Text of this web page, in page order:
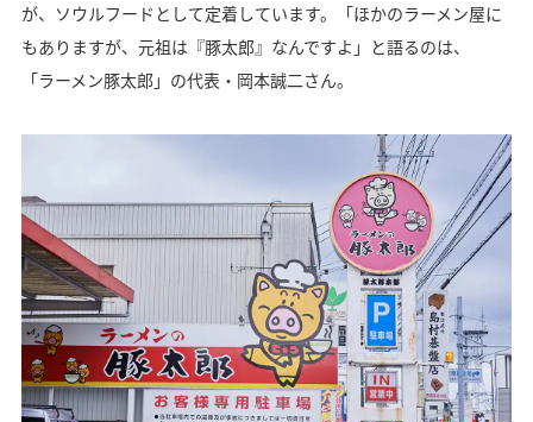
が、ソウルフードとして定着しています。「ほかのラーメン屋に
もありますが、元祖は『豚太郎』なんですよ」と語るのは、
「ラーメン豚太郎」の代表・岡本誠二さん。